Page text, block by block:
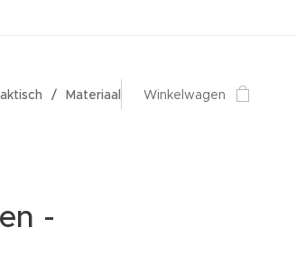
Materiaal Winkelwagen
-